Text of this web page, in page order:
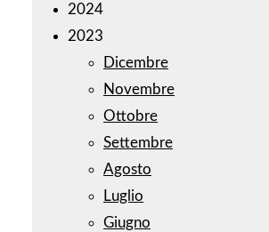
2024
2023
Dicembre
Novembre
Ottobre
Settembre
Agosto
Luglio
Giugno